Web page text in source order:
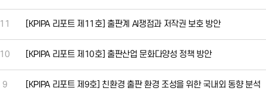
11 [KPIPA 리포트 제11호] 출판계 AI쟁점과 저작권 보호 방안
10 [KPIPA 리포트 제10호] 출판산업 문화다양성 정책 방안
9 [KPIPA 리포트 제9호] 친환경 출판 환경 조성을 위한 국내외 동향 분석